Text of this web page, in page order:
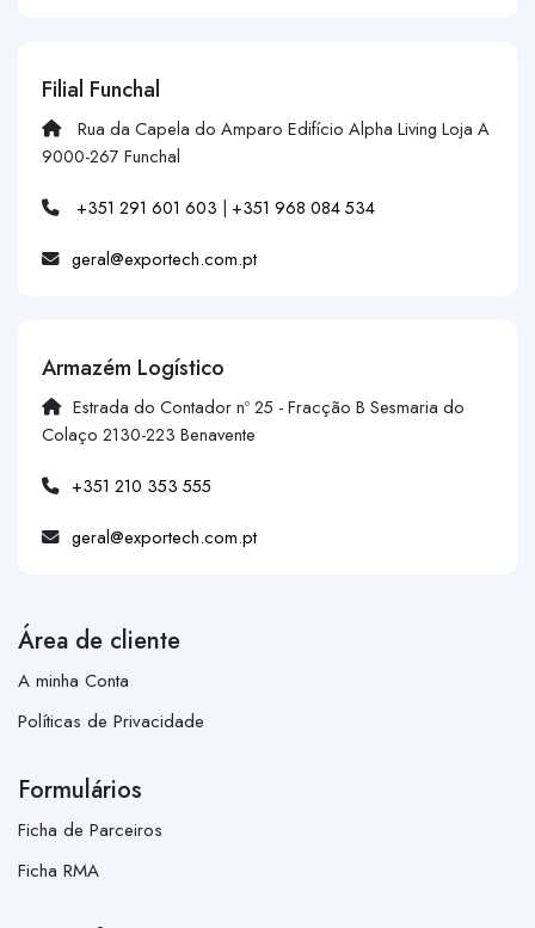
Filial Funchal
Rua da Capela do Amparo Edifício Alpha Living Loja A
9000-267 Funchal
+351 291 601 603 | +351 968 084 534
geral@exportech.com.pt
Armazém Logístico
Estrada do Contador nº 25 - Fracção B Sesmaria do
Colaço 2130-223 Benavente
+351 210 353 555
geral@exportech.com.pt
Área de cliente
A minha Conta
Políticas de Privacidade
Formulários
Ficha de Parceiros
Ficha RMA